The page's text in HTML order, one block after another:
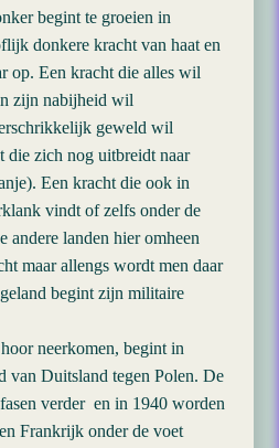
begint te groeien in
donkere kracht van haat en
op. Een kracht die alles wil
zijn nabijheid wil
geweld wil
die zich nog uitbreidt naar
Een kracht die ook in
vindt of zelfs onder de
landen hier omheen
maar allengs wordt men daar
begint zijn militaire
neerkomen, begint in
van Duitsland tegen Polen. De
verder en in 1940 worden
Frankrijk onder de voet